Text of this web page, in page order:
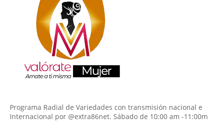
Programa Radial de Variedades con transmisión nacional e
Internacional por @extra86net. Sábado de 10:00 am -11:00m